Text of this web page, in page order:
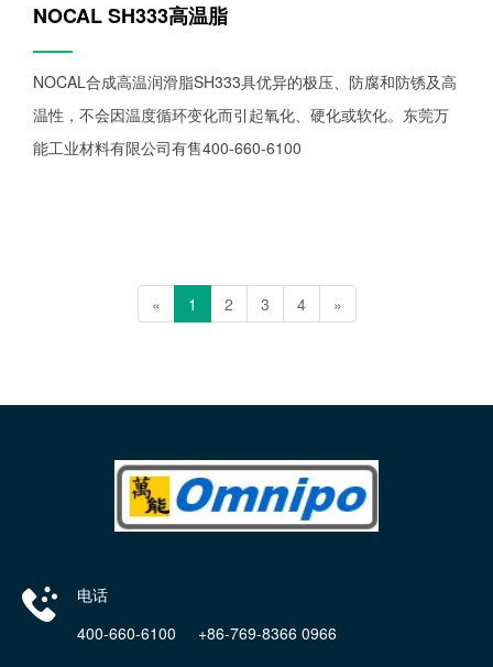
NOCAL SH333高温脂
——
NOCAL合成高温润滑脂SH333具优异的极压、防腐和防锈及高
温性，不会因温度循环变化而引起氧化、硬化或软化。东莞万
能工业材料有限公司有售400-660-6100
« 1 2 3 4 »
电话
400-660-6100 +86-769-8366 0966